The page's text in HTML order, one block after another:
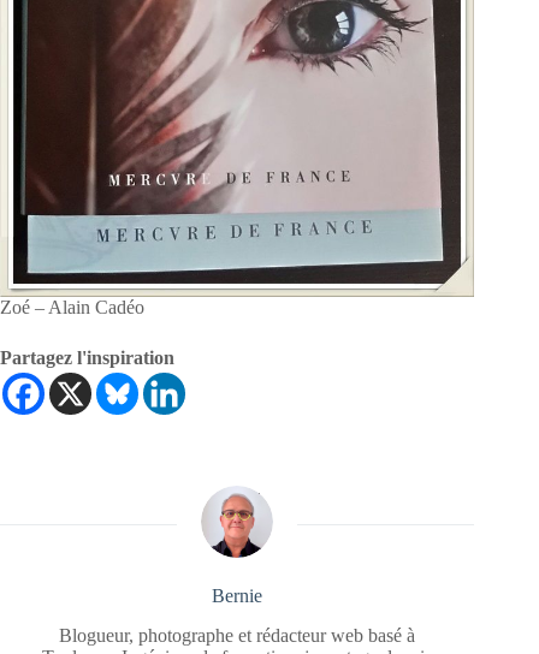
Zoé – Alain Cadéo
Partagez l'inspiration
Bernie
Blogueur, photographe et rédacteur web basé à